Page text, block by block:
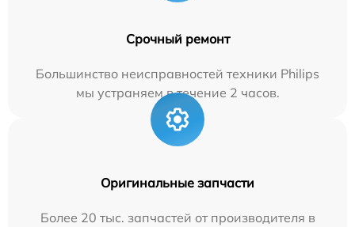
Срочный ремонт
Большинство неисправностей техники Philips
мы устраняем в течение 2 часов.
Оригинальные запчасти
Более 20 тыс. запчастей от производителя в